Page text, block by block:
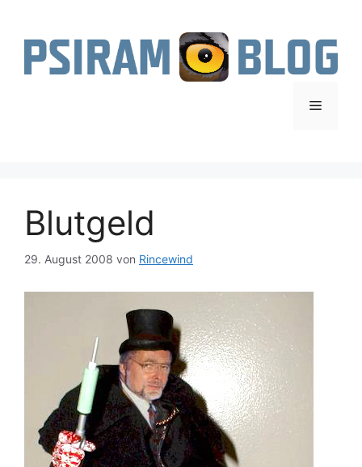
springen
Menü
Blutgeld
29. August 2008 von Rincewind